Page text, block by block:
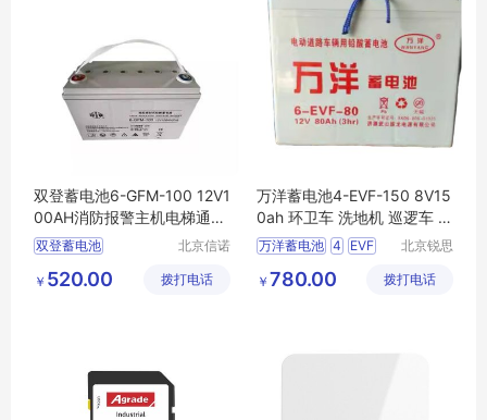
双登蓄电池6-GFM-100 12V1
00AH消防报警主机电梯通讯
应急UPS电源
双登蓄电池
双登电池6 GFM
100
北京信诺
有限公司
￥ 520.00 拨打电话
万洋蓄电池4-EVF-150 8V15
0ah 环卫车 洗地机 巡逻车 叉
车 观光车 三轮车
万洋蓄电池 4
EVF
北京锐思
技有限公
￥ 780.00 拨打电话